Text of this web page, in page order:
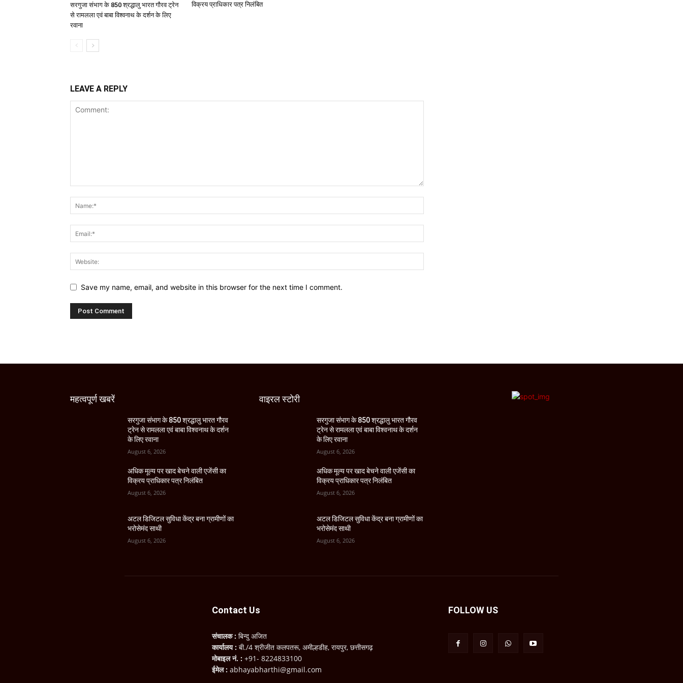
सरगुजा संभाग के 850 श्रद्धालु भारत गौरव ट्रेन
से रामलला एवं बाबा विश्वनाथ के दर्शन के लिए
रवाना
विक्रय प्राधिकार पत्र निलंबित
LEAVE A REPLY
Save my name, email, and website in this browser for the next time I comment.
महत्वपूर्ण खबरें
सरगुजा संभाग के 850 श्रद्धालु भारत गौरव
ट्रेन से रामलला एवं बाबा विश्वनाथ के दर्शन
के लिए रवाना
August 6, 2026
अधिक मूल्य पर खाद बेचने वाली एजेंसी का
विक्रय प्राधिकार पत्र निलंबित
August 6, 2026
अटल डिजिटल सुविधा केंद्र बना ग्रामीणों का
भरोसेमंद साथी
August 6, 2026
वाइरल स्टोरी
सरगुजा संभाग के 850 श्रद्धालु भारत गौरव
ट्रेन से रामलला एवं बाबा विश्वनाथ के दर्शन
के लिए रवाना
August 6, 2026
अधिक मूल्य पर खाद बेचने वाली एजेंसी का
विक्रय प्राधिकार पत्र निलंबित
August 6, 2026
अटल डिजिटल सुविधा केंद्र बना ग्रामीणों का
भरोसेमंद साथी
August 6, 2026
Contact Us
संचालक : बिन्दु अजित
कार्यालय : बी./4 श्रीजीत कलपतरू, अमील्हडीह, रायपुर, छत्तीसगढ़
मोबाइल नं. : +91- 8224833100
ईमेल : abhayabharthi@gmail.com
FOLLOW US